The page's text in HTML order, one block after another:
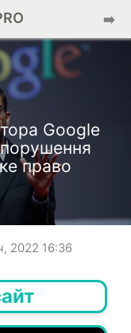
➡️
Google
право
2022 16:36